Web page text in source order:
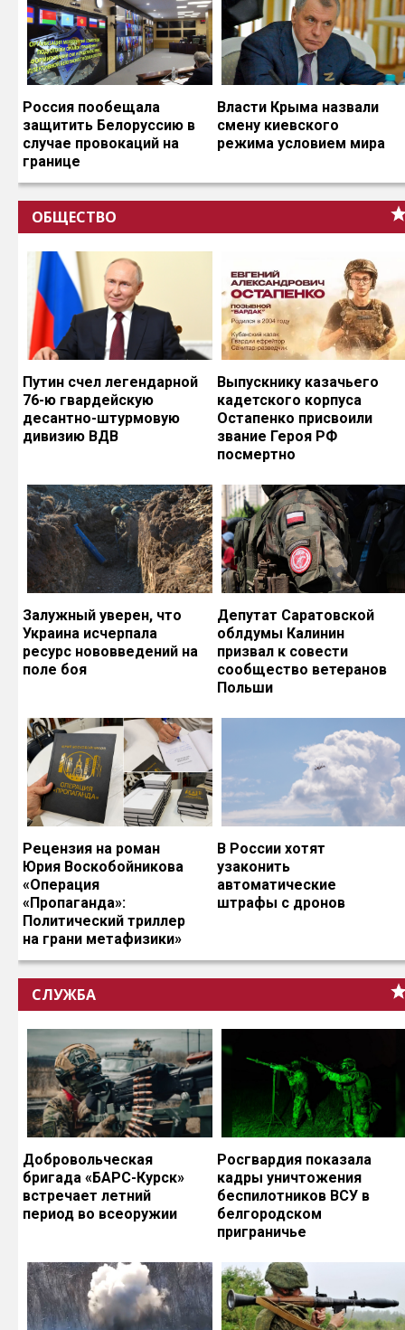
Россия пообещала
защитить Белоруссию в
случае провокаций на
границе
Власти Крыма назвали
смену киевского
режима условием мира
ОБЩЕСТВО
Путин счел легендарной
76-ю гвардейскую
десантно-штурмовую
дивизию ВДВ
Выпускнику казачьего
кадетского корпуса
Остапенко присвоили
звание Героя РФ
посмертно
Залужный уверен, что
Украина исчерпала
ресурс нововведений на
поле боя
Депутат Саратовской
облдумы Калинин
призвал к совести
сообщество ветеранов
Польши
Рецензия на роман
Юрия Воскобойникова
«Операция
«Пропаганда»:
Политический триллер
на грани метафизики»
В России хотят
узаконить
автоматические
штрафы с дронов
СЛУЖБА
Добровольческая
бригада «БАРС-Курск»
встречает летний
период во всеоружии
Росгвардия показала
кадры уничтожения
беспилотников ВСУ в
белгородском
приграничье